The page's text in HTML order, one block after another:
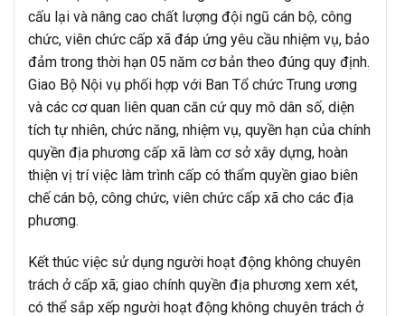
cấu lại và nâng cao chất lượng đội ngũ cán bộ, công
chức, viên chức cấp xã đáp ứng yêu cầu nhiệm vụ, bảo
đảm trong thời hạn 05 năm cơ bản theo đúng quy định.
Giao Bộ Nội vụ phối hợp với Ban Tổ chức Trung ương
và các cơ quan liên quan căn cứ quy mô dân số, diện
tích tự nhiên, chức năng, nhiệm vụ, quyền hạn của chính
quyền địa phương cấp xã làm cơ sở xây dựng, hoàn
thiện vị trí việc làm trình cấp có thẩm quyền giao biên
chế cán bộ, công chức, viên chức cấp xã cho các địa
phương.
Kết thúc việc sử dụng người hoạt động không chuyên
trách ở cấp xã; giao chính quyền địa phương xem xét,
có thể sắp xếp người hoạt động không chuyên trách ở